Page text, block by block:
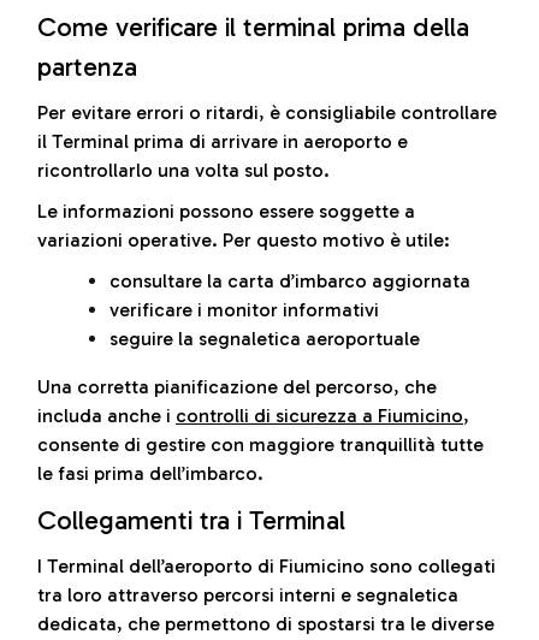
Come verificare il terminal prima della
partenza
Per evitare errori o ritardi, è consigliabile controllare
il Terminal prima di arrivare in aeroporto e
ricontrollarlo una volta sul posto.
Le informazioni possono essere soggette a
variazioni operative. Per questo motivo è utile:
consultare la carta d’imbarco aggiornata
verificare i monitor informativi
seguire la segnaletica aeroportuale
Una corretta pianificazione del percorso, che
includa anche i controlli di sicurezza a Fiumicino,
consente di gestire con maggiore tranquillità tutte
le fasi prima dell’imbarco.
Collegamenti tra i Terminal
I Terminal dell’aeroporto di Fiumicino sono collegati
tra loro attraverso percorsi interni e segnaletica
dedicata, che permettono di spostarsi tra le diverse